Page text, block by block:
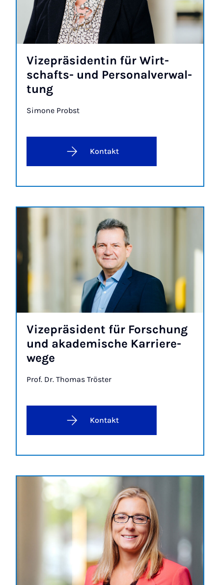
Vi­ze­prä­si­den­tin für Wirt­
schafts- und Per­so­na­l­ver­wal­
tung
Si­mo­ne Probst
Kontakt
Vi­ze­prä­si­dent für For­schung
und aka­de­mi­sche Kar­rie­re­
we­ge
Prof. Dr. Tho­mas Trös­ter
Kontakt